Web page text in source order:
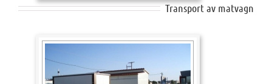
Transport av matvagn